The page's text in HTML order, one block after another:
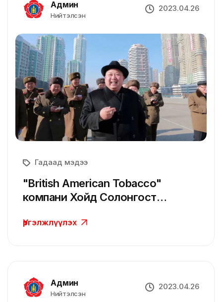
Админ
Нийтэлсэн
2023.04.26
Гадаад мэдээ
"British American Tobacco"
компани Хойд Солонгост
торгууль төлнө
Үргэлжлүүлэх
Админ
Нийтэлсэн
2023.04.26